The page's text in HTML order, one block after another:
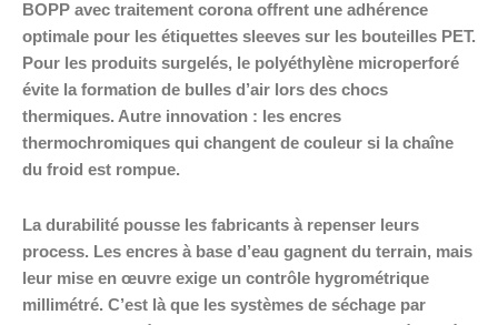
BOPP avec traitement corona offrent une adhérence
optimale pour les étiquettes sleeves sur les bouteilles PET.
Pour les produits surgelés, le polyéthylène microperforé
évite la formation de bulles d’air lors des chocs
thermiques. Autre innovation : les encres
thermochromiques qui changent de couleur si la chaîne
du froid est rompue.
La durabilité pousse les fabricants à repenser leurs
process. Les encres à base d’eau gagnent du terrain, mais
leur mise en œuvre exige un contrôle hygrométrique
millimétré. C’est là que les systèmes de séchage par